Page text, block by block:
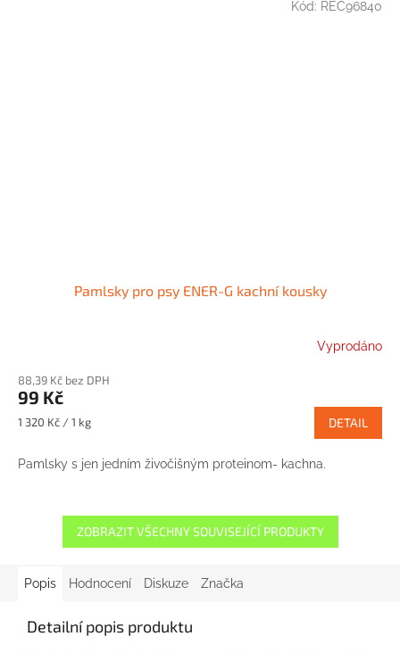
Pamlsky pro psy ENER-G kachní kousky
Vyprodáno
88,39 Kč bez DPH
99 Kč
Měrná
1 320 Kč / 1 kg DETAIL
Pamlsky s jen jedním živočišným proteinom- kachna.
Kód: REC96840
ZOBRAZIT VŠECHNY SOUVISEJÍCÍ PRODUKTY
Popis Hodnocení Diskuze Značka
Detailní popis produktu